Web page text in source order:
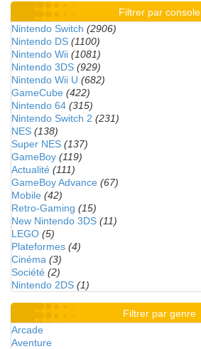
Filtrer par console
Nintendo Switch (2906)
Nintendo DS (1100)
Nintendo Wii (1081)
Nintendo 3DS (929)
Nintendo Wii U (682)
GameCube (422)
Nintendo 64 (315)
Nintendo Switch 2 (231)
NES (138)
Super NES (137)
GameBoy (119)
Actualité (111)
GameBoy Advance (67)
Mobile (42)
Retro-Gaming (15)
New Nintendo 3DS (11)
LEGO (5)
Plateformes (4)
Cinéma (3)
Société (2)
Nintendo 2DS (1)
Filtrer par genre
Arcade
Aventure